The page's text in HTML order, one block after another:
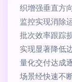
织增强垂直方
监控实现消除
批次效率跟踪
实现显著降低
量化交付达成
场景经快速不